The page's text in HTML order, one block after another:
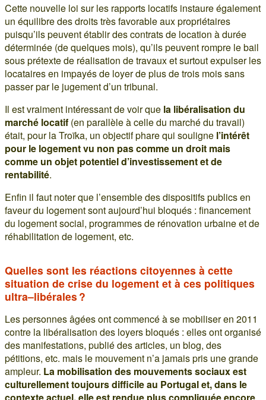
Cette nouvelle loi sur les rapports locatifs instaure également
un équilibre des droits très favorable aux propriétaires
puisqu’ils peuvent établir des contrats de location à durée
déterminée (de quelques mois), qu’ils peuvent rompre le bail
sous prétexte de réalisation de travaux et surtout expulser les
locataires en impayés de loyer de plus de trois mois sans
passer par le jugement d’un tribunal.
Il est vraiment intéressant de voir que la libéralisation du
marché locatif (en parallèle à celle du marché du travail)
était, pour la Troïka, un objectif phare qui souligne l’intérêt
pour le logement vu non pas comme un droit mais
comme un objet potentiel d’investissement et de
rentabilité.
Enfin il faut noter que l’ensemble des dispositifs publics en
faveur du logement sont aujourd’hui bloqués : financement
du logement social, programmes de rénovation urbaine et de
réhabilitation de logement, etc.
Quelles sont les réactions citoyennes à cette
situation de crise du logement et à ces politiques
ultra–libérales ?
Les personnes âgées ont commencé à se mobiliser en 2011
contre la libéralisation des loyers bloqués : elles ont organisé
des manifestations, publié des articles, un blog, des
pétitions, etc. mais le mouvement n’a jamais pris une grande
ampleur. La mobilisation des mouvements sociaux est
culturellement toujours difficile au Portugal et, dans le